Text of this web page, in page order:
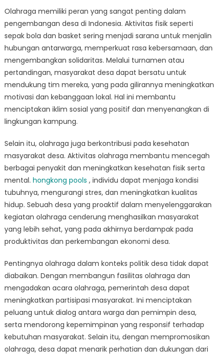
Olahraga memiliki peran yang sangat penting dalam
pengembangan desa di Indonesia. Aktivitas fisik seperti
sepak bola dan basket sering menjadi sarana untuk menjalin
hubungan antarwarga, memperkuat rasa kebersamaan, dan
mengembangkan solidaritas. Melalui turnamen atau
pertandingan, masyarakat desa dapat bersatu untuk
mendukung tim mereka, yang pada gilirannya meningkatkan
motivasi dan kebanggaan lokal. Hal ini membantu
menciptakan iklim sosial yang positif dan menyenangkan di
lingkungan kampung.
Selain itu, olahraga juga berkontribusi pada kesehatan
masyarakat desa. Aktivitas olahraga membantu mencegah
berbagai penyakit dan meningkatkan kesehatan fisik serta
mental. hongkong pools , individu dapat menjaga kondisi
tubuhnya, mengurangi stres, dan meningkatkan kualitas
hidup. Sebuah desa yang proaktif dalam menyelenggarakan
kegiatan olahraga cenderung menghasilkan masyarakat
yang lebih sehat, yang pada akhirnya berdampak pada
produktivitas dan perkembangan ekonomi desa.
Pentingnya olahraga dalam konteks politik desa tidak dapat
diabaikan. Dengan membangun fasilitas olahraga dan
mengadakan acara olahraga, pemerintah desa dapat
meningkatkan partisipasi masyarakat. Ini menciptakan
peluang untuk dialog antara warga dan pemimpin desa,
serta mendorong kepemimpinan yang responsif terhadap
kebutuhan masyarakat. Selain itu, dengan mempromosikan
olahraga, desa dapat menarik perhatian dan dukungan dari